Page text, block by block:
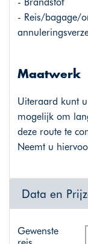
- Brandstof
- Reis/bagage/
Maatwerk
Uiteraard kunt
mogelijk om
deze route te
Neemt u
Data en
Gewenste